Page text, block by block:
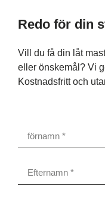
Redo för din
Vill du få din låt
eller önskemål? Vi
Kostnadsfritt och